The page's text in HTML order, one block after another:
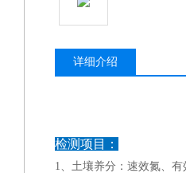
详细介绍
检测项目：
1、土壤养分：速效氮、